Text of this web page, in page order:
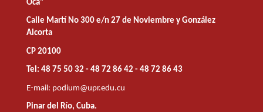
Oca"
Calle Martí No 300 e/n 27 de Noviembre y González
Alcorta
CP 20100
Tel: 48 75 50 32 - 48 72 86 42 - 48 72 86 43
E-mail: podium@upr.edu.cu
Pinar del Río, Cuba.